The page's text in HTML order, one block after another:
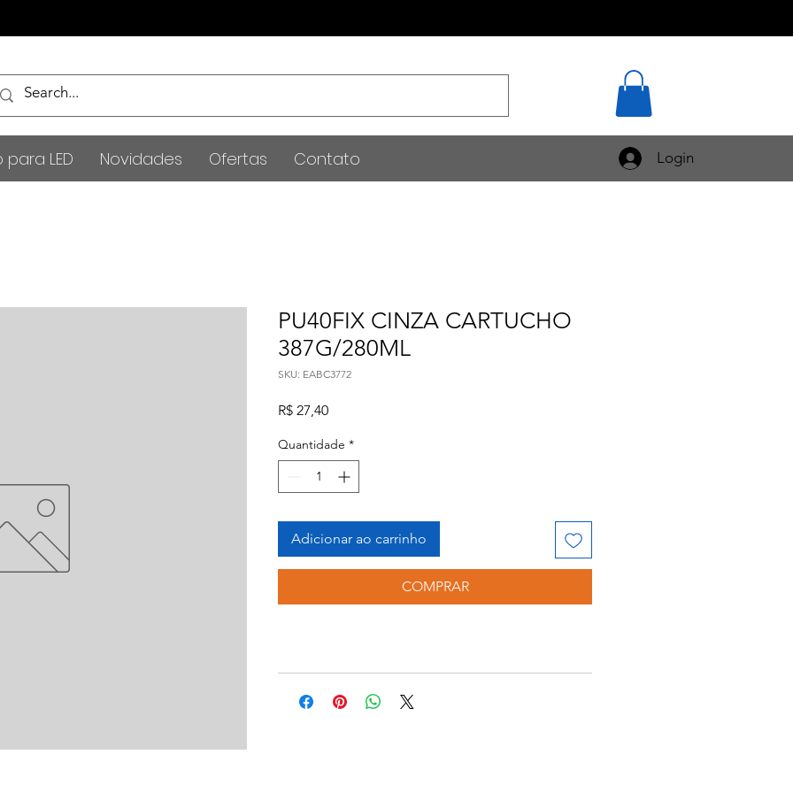
LED Novidades Ofertas Contato Login
PU40FIX CINZA CARTUCHO
387G/280ML
SKU: EABC3772
R$ 27,40Preço
Quantidade *
Adicionar ao carrinho
COMPRAR